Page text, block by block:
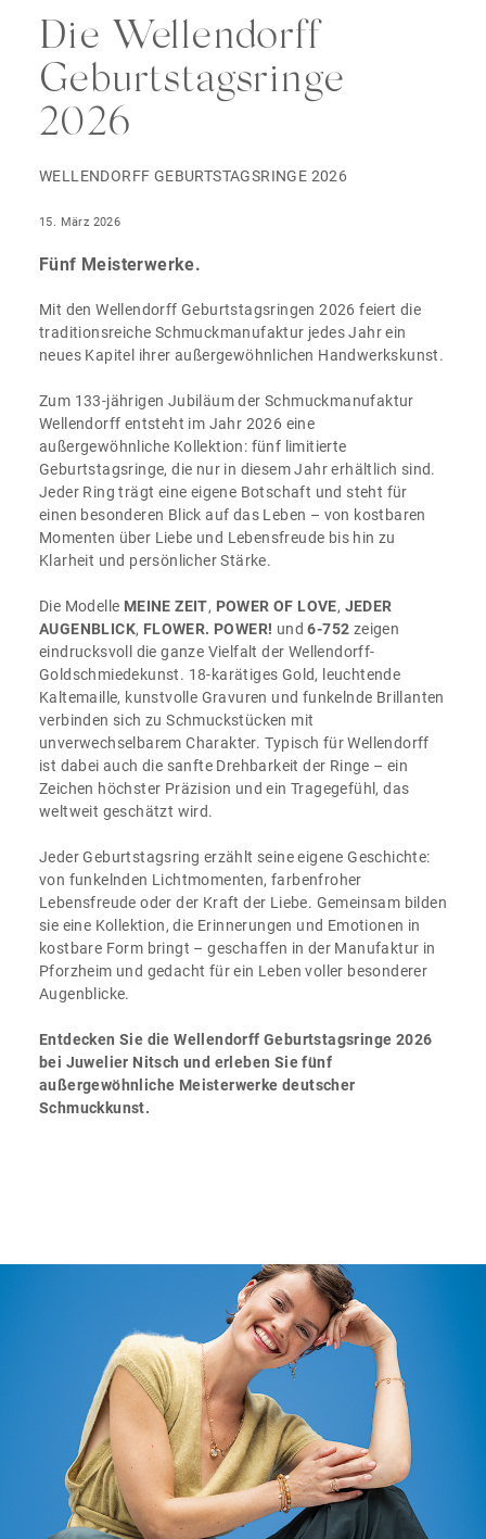
Die Wellendorff
Geburtstagsringe
2026
WELLENDORFF GEBURTSTAGSRINGE 2026
15. März 2026
Fünf Meisterwerke.
Mit den Wellendorff Geburtstagsringen 2026 feiert die
traditionsreiche Schmuckmanufaktur jedes Jahr ein
neues Kapitel ihrer außergewöhnlichen Handwerkskunst.
Zum 133-jährigen Jubiläum der Schmuckmanufaktur
Wellendorff entsteht im Jahr 2026 eine
außergewöhnliche Kollektion: fünf limitierte
Geburtstagsringe, die nur in diesem Jahr erhältlich sind.
Jeder Ring trägt eine eigene Botschaft und steht für
einen besonderen Blick auf das Leben – von kostbaren
Momenten über Liebe und Lebensfreude bis hin zu
Klarheit und persönlicher Stärke.
Die Modelle MEINE ZEIT, POWER OF LOVE, JEDER
AUGENBLICK, FLOWER. POWER! und6-752 zeigen
eindrucksvoll die ganze Vielfalt der Wellendorff-
Goldschmiedekunst. 18-karätiges Gold, leuchtende
Kaltemaille, kunstvolle Gravuren und funkelnde Brillanten
verbinden sich zu Schmuckstücken mit
unverwechselbarem Charakter. Typisch für Wellendorff
ist dabei auch die sanfte Drehbarkeit der Ringe – ein
Zeichen höchster Präzision und ein Tragegefühl, das
weltweit geschätzt wird.
Jeder Geburtstagsring erzählt seine eigene Geschichte:
von funkelnden Lichtmomenten, farbenfroher
Lebensfreude oder der Kraft der Liebe. Gemeinsam bilden
sie eine Kollektion, die Erinnerungen und Emotionen in
kostbare Form bringt – geschaffen in der Manufaktur in
Pforzheim und gedacht für ein Leben voller besonderer
Augenblicke.
Entdecken Sie die Wellendorff Geburtstagsringe 2026
bei Juwelier Nitsch und erleben Sie fünf
außergewöhnliche Meisterwerke deutscher
Schmuckkunst.